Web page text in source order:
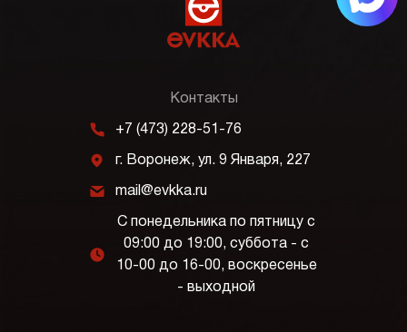
Контакты
m +7 (473) 228-51-76
j г. Воронеж, ул. 9 Января, 227
k mail@evkka.ru
l
С понедельника по пятницу с
09:00 до 19:00, суббота - с
10-00 до 16-00, воскресенье
- выходной